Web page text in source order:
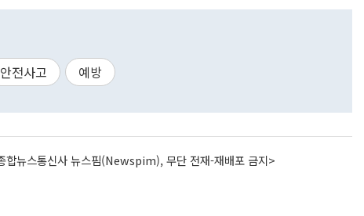
안전사고 예방
합뉴스통신사 뉴스핌(Newspim), 무단 전재-재배포 금지>